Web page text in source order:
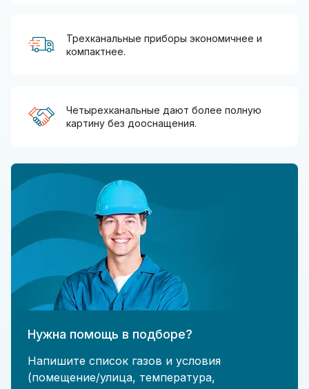
Трехканальные приборы экономичнее и
компактнее.
Четырехканальные дают более полную
картину без дооснащения.
Нужна помощь в подборе?
Напишите список газов и условия
(помещение/улица, температура,